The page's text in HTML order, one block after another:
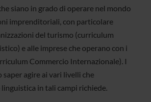
siano in grado di operare nel mondo
imprenditoriali, con particolare
del turismo (curriculum
e alle imprese che operano con i
Commercio Internazionale). I
agire ai vari livelli che
in tali campi richiede.